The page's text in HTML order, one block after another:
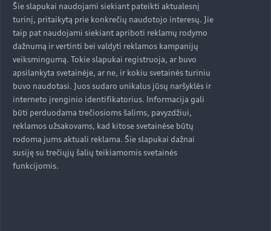
internetiniuose puslapiuose galima pamatyti
visus Lietuvoje pirkėjų laukiančius lengvuosius
automobilius, netrukus klientams bus suteikta
galimybė automobilį susikomplektuoti ir įsigyti
internetu, o pristatyti jie bus tiesiai į namus.
Šie slapukai naudojami siekiant pateikti aktualesnį
turinį, pritaikytą prie konkrečių naudotojo interesų. Jie
taip pat naudojami siekiant apriboti reklamų rodymo
dažnumą ir vertinti bei valdyti reklamos kampanijų
veiksmingumą. Tokie slapukai registruoja, ar buvo
apsilankyta svetainėje, ar ne, ir kokiu svetainės turiniu
buvo naudotasi. Juos sudaro unikalus jūsų naršyklės ir
interneto įrenginio identifikatorius. Informacija gali
būti perduodama trečiosioms šalims, pavyzdžiui,
reklamos užsakovams, kad kitose svetainėse būtų
rodoma jums aktuali reklama. Šie slapukai dažnai
susiję su trečiųjų šalių teikiamomis svetainės
funkcijomis.